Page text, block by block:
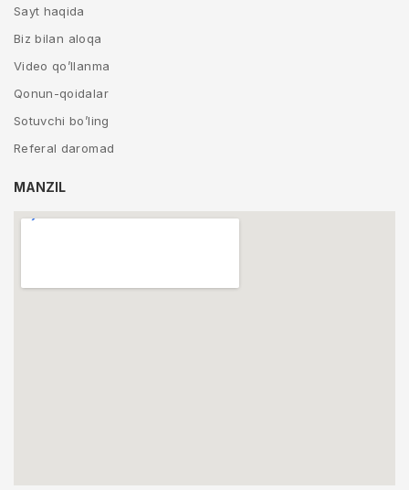
Sayt haqida
Biz bilan aloqa
Video qo’llanma
Qonun-qoidalar
Sotuvchi bo’ling
Referal daromad
MANZIL